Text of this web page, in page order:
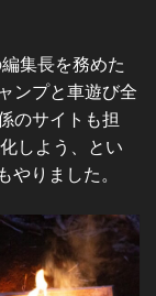
集長を務めた
ンプと車遊び全
のサイトも担
しよう、とい
やりました。